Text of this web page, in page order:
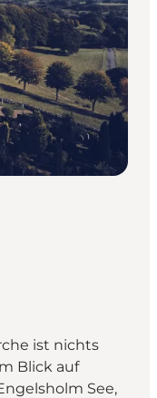
ist nichts
Blick auf
See,